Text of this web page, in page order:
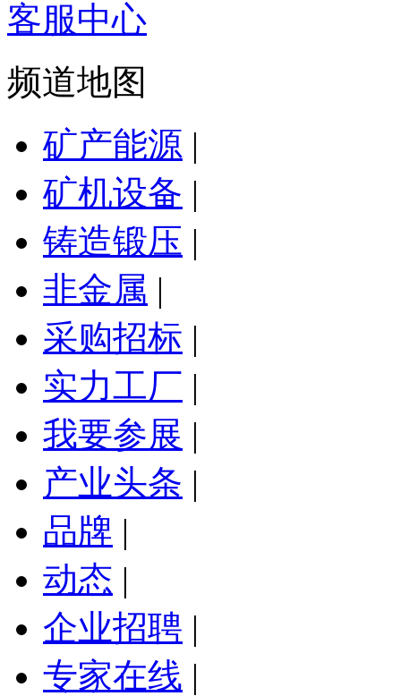
客服中心
频道地图
矿产能源 |
矿机设备 |
铸造锻压 |
非金属 |
采购招标 |
实力工厂 |
我要参展 |
产业头条 |
品牌 |
动态 |
企业招聘 |
专家在线 |